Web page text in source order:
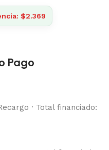
$2.369
Pago
· Total financiado: